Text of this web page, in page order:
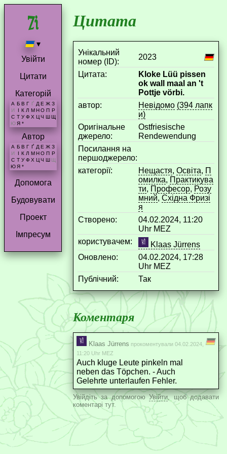
▾
Увійти
Цитати
Категорій
А Б В Г Ґ Д Е Ж З
И
І К Л М Н О П Р
С Т У Ф Х Ц Ч Ш Щ
Ю Я *
Автор
А Б В Г Ґ Д Е Ж З
И
К Л М Н О П Р
С Т У Ф Х Ц Ч Ш Щ
Ю Я *
Допомога
Будовувати
Проект
Імпресум
Цитата
Унікальний
номер (ID):
2023
Цитата:
Kloke Lüü pissen
ok wall maal an 't
Pottje vörbi.
aвтор:
Невідомо (394 лапк
и)
Оригінальне
джерело:
Ostfriesische
Rendewendung
Посилання на
першоджерело:
категорії:
Нещастя, Освіта, П
омилка, Практикува
ти, Професор, Розу
мний, Східна Фризі
я
Створено:
04.02.2024, 11:20
Uhr MEZ
користувачем:
Klaas Jürrens
Оновлено:
04.02.2024, 17:28
Uhr MEZ
Публічний:
Так
Коментаря
Klaas Jürrens прокоментували 04.02.2024,
11:20 Uhr MEZ
Auch kluge Leute pinkeln mal
neben das Töpchen. - Auch
Gelehrte unterlaufen Fehler.
Увійдіть за допомогоюУвійти, щоб додавати
коментарі тут.